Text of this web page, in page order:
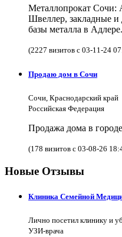
Металлопрокат Сочи:
Швеллер, закладные и
базы металла в Адлере.
(2227 визитов с 03-11-24
Продаю дом в Сочи
Сочи, Краснодарский край
Российская Федерация
Продажа дома в
(178 визитов с 03-08-26
Новые Отзывы
Клиника Семейной
Лично посетил клинику и
УЗИ-врача